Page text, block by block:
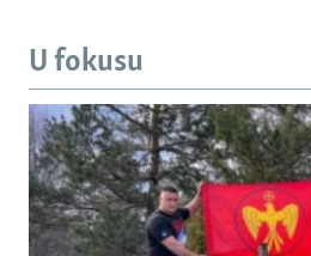
U fokusu